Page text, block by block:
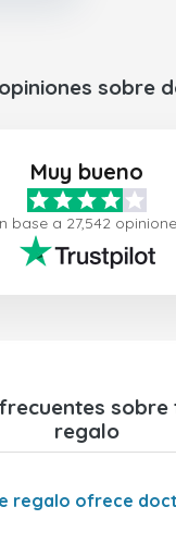
sobre
Muy bueno
base a 27,542
regalo
regalo ofrece